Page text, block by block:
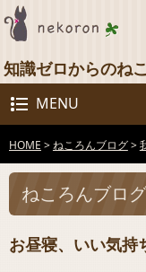
知識ゼロからのね
MENU
HOME >ねころんブログ>
ねころんブログ
お昼寝、いい気持